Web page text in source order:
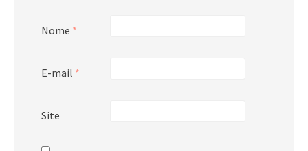
Nome *
E-mail *
Site